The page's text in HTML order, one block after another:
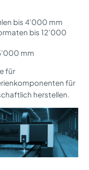
bis 4’000 mm
bis 12’000
mm
für
für
herstellen.